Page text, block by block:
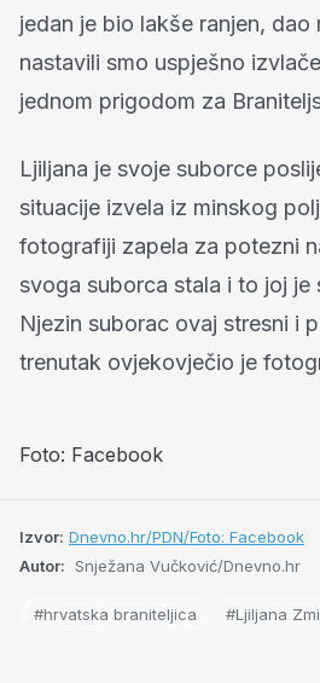
jedan je bio lakše ranjen, dao
nastavili smo uspješno
jednom prigodom za
Ljiljana je svoje suborce
situacije izvela iz minskog
fotografiji zapela za potezni
svoga suborca stala i to joj je
Njezin suborac ovaj stresni i
trenutak ovjekovječio je
Foto: Facebook
Izvor: Dnevno.hr/PDN/Foto: Facebook
Autor: Snježana Vučković/Dnevno.hr
#hrvatska braniteljica #Ljiljana